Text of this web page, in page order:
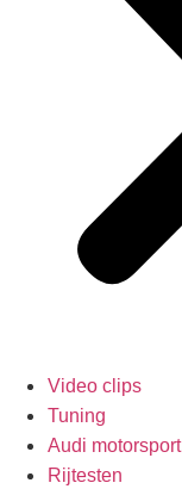
Video clips
Tuning
Audi motorsport
Rijtesten